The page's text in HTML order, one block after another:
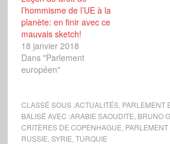
l’hommisme de l’UE à la
planète: en finir avec ce
mauvais sketch!
18 janvier 2018
Dans "Parlement
européen"
CLASSÉ SOUS :ACTUALITÉS, PARLEMENT
BALISÉ AVEC :ARABIE SAOUDITE BRUNO
CRITÈRES DE COPENHAGUE
RUSSIE SYRIE TURQUIE